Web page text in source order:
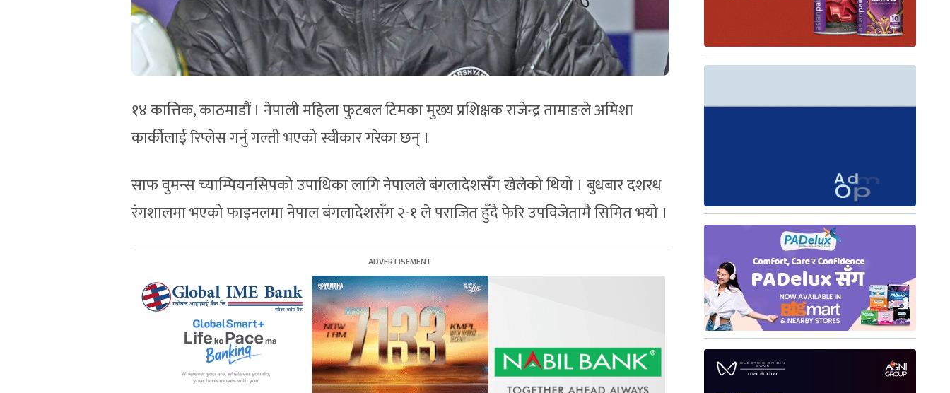
१४ कात्तिक, काठमाडौं । नेपाली महिला फुटबल टिमका मुख्य प्रशिक्षक राजेन्द्र तामाङले अमिशा
कार्कीलाई रिप्लेस गर्नु गल्ती भएको स्वीकार गरेका छन् ।
साफ वुमन्स च्याम्पियनसिपको उपाधिका लागि नेपालले बंगलादेशसँग खेलेको थियो । बुधबार दशरथ
रंगशालमा भएको फाइनलमा नेपाल बंगलादेशसँग २-१ ले पराजित हुँदै फेरि उपविजेतामै सिमित भयो ।